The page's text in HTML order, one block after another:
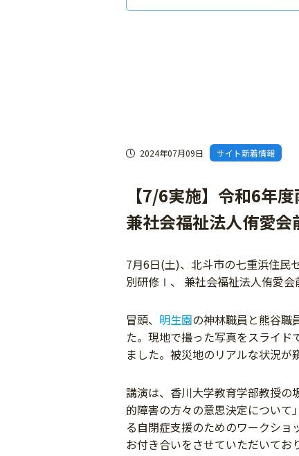
2024年07月09日 サイト新着情報
【7/6実施】令和6年
兼社会福祉法人侑愛会
7月6日(土)、北斗市の七重浜住民
別研修Ⅰ、 兼社会福祉法人侑愛会
冒頭、 明生園の神林職員と熊谷職
た。現地で撮った写真をスライ
ました。被災地のリアルな状況が
講演は、香川大学教育学部教授の
的障害の方々の意思決定につい
る自閉症支援のためのワークショ
お付き合いをさせていただいてお